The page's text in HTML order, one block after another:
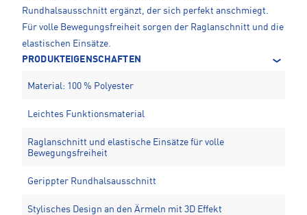
Rundhalsausschnitt ergänzt, der sich perfekt anschmiegt.
Für volle Bewegungsfreiheit sorgen der Raglanschnitt und die
elastischen Einsätze.
PRODUKTEIGENSCHAFTEN
Material: 100 % Polyester
Leichtes Funktionsmaterial
Raglanschnitt und elastische Einsätze für volle
Bewegungsfreiheit
Gerippter Rundhalsausschnitt
Stylisches Design an den Ärmeln mit 3D Effekt